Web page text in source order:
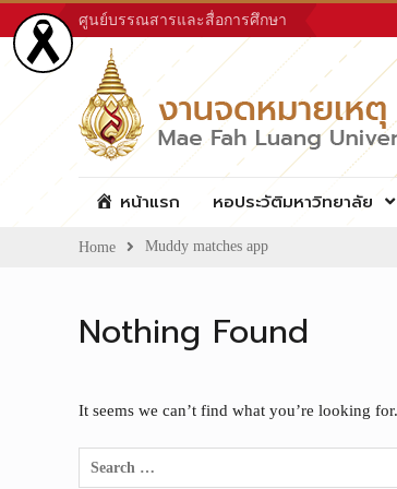
to
content
ศูนย์บรรณสารและสื่อการศึกษา
หน้าแรก หอประวัติมหาวิทยาลัย
Home Muddy matches app
Nothing Found
It seems we can’t find what you’re looking
Search
for: